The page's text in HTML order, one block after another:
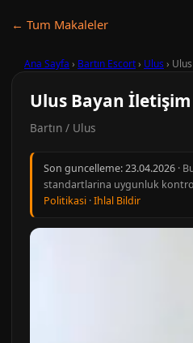
← Tum Makaleler
Ana Sayfa › Bartın Escort› Ulus ›
Ulus Bayan
Bartın / Ulus
Son guncelleme:23.04.2026 ·
standartlarina uygunluk
Politikasi ·Ihlal Bildir